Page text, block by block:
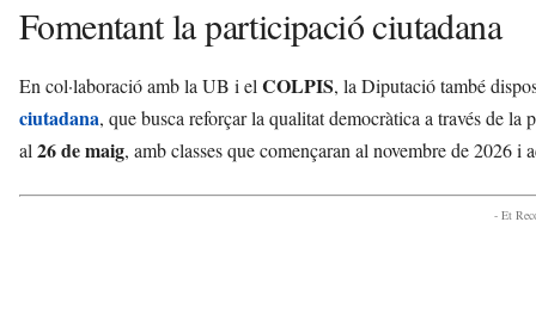
Fomentant la participació ciutadana
En col·laboració amb la UB i elCOLPIS, la Diputació també
ciutadana, que busca reforçar la qualitat democràtica a través de
al26 de maig, amb classes que començaran al novembre de 2026 i
- Et